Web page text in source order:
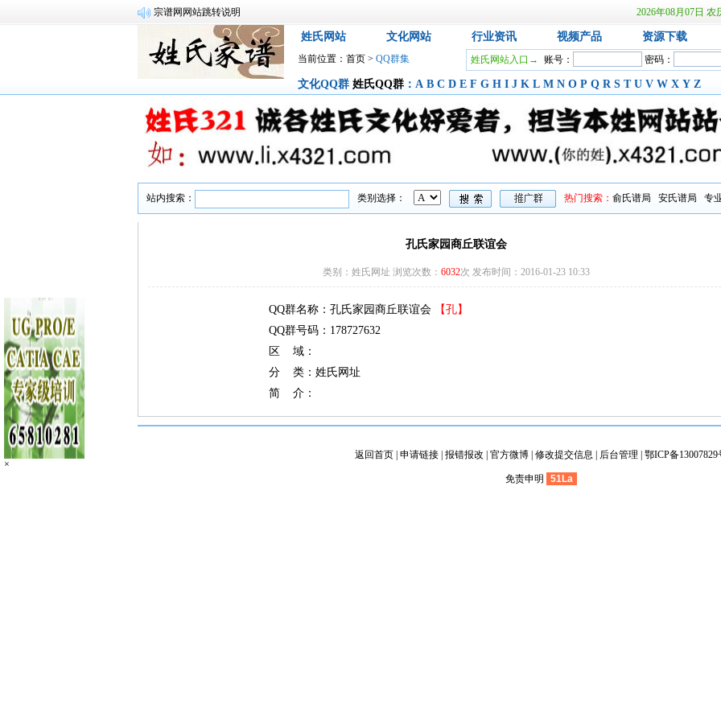
宗谱网网站跳转说明 2026年08月07日
姓氏网站 文化网站 行业资讯 视频产品 资源下载
当前位置： 首页 > QQ群集 姓氏网站入口→ 账号： 密码：
文化QQ群 姓氏QQ群 ： A B C D E F G H I J K L M N O P Q R S T U V W X Y Z
×
站内搜索： 类别选择： 热门搜索： 俞氏谱局 安氏谱局 专
孔氏家园商丘联谊会
类别：姓氏网址 浏览次数： 6032次 发布时间：2016-01-23 10:33
QQ群名称：孔氏家园商丘联谊会
【孔】
QQ群号码：178727632
区 域：
分 类：姓氏网址
简 介：
返回首页| 申请链接| 报错报改 官方微博| 修改提交信息 后台管理 鄂ICP备13007829
免责申明 51La